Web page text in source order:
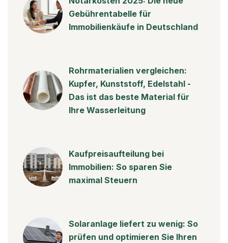
Gebührentabelle für
Immobilienkäufe in Deutschland
Rohrmaterialien vergleichen:
Kupfer, Kunststoff, Edelstahl -
Das ist das beste Material für
Ihre Wasserleitung
Kaufpreisaufteilung bei
Immobilien: So sparen Sie
maximal Steuern
Solaranlage liefert zu wenig: So
prüfen und optimieren Sie Ihren